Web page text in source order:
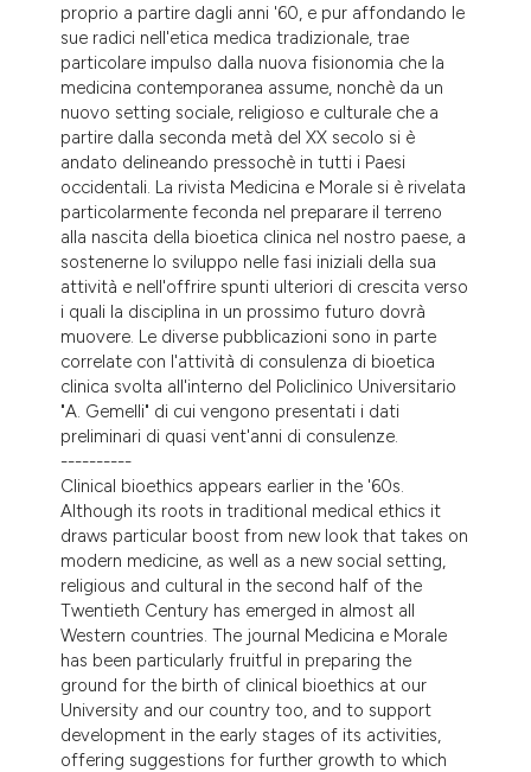
proprio a partire dagli anni '60, e pur affondando le
sue radici nell'etica medica tradizionale, trae
particolare impulso dalla nuova fisionomia che la
medicina contemporanea assume, nonchè da un
nuovo setting sociale, religioso e culturale che a
partire dalla seconda metà del XX secolo si è
andato delineando pressochè in tutti i Paesi
occidentali. La rivista Medicina e Morale si è rivelata
particolarmente feconda nel preparare il terreno
alla nascita della bioetica clinica nel nostro paese, a
sostenerne lo sviluppo nelle fasi iniziali della sua
attività e nell'offrire spunti ulteriori di crescita verso
i quali la disciplina in un prossimo futuro dovrà
muovere. Le diverse pubblicazioni sono in parte
correlate con l'attività di consulenza di bioetica
clinica svolta all'interno del Policlinico Universitario
"A. Gemelli" di cui vengono presentati i dati
preliminari di quasi vent'anni di consulenze.
----------
Clinical bioethics appears earlier in the '60s.
Although its roots in traditional medical ethics it
draws particular boost from new look that takes on
modern medicine, as well as a new social setting,
religious and cultural in the second half of the
Twentieth Century has emerged in almost all
Western countries. The journal Medicina e Morale
has been particularly fruitful in preparing the
ground for the birth of clinical bioethics at our
University and our country too, and to support
development in the early stages of its activities,
offering suggestions for further growth to which